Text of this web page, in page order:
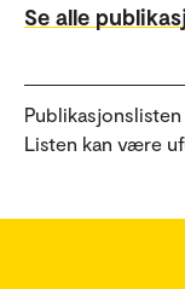
Se alle
Listen kan være